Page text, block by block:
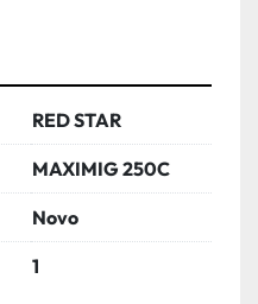
RED STAR
MAXIMIG 250C
Novo
1